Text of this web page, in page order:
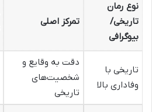
نوع رمان
تاریخی/
بیوگرافی
تمرکز اصلی
تاریخی با
وفاداری بالا
دقت به وقایع و
شخصیت‌های
تاریخی